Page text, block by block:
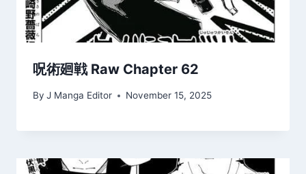
呪術廻戦 Raw Chapter 62
By J Manga Editor November 15, 2025